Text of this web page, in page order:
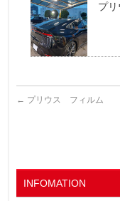
プ
← プリウス フィルム
INFOMATION